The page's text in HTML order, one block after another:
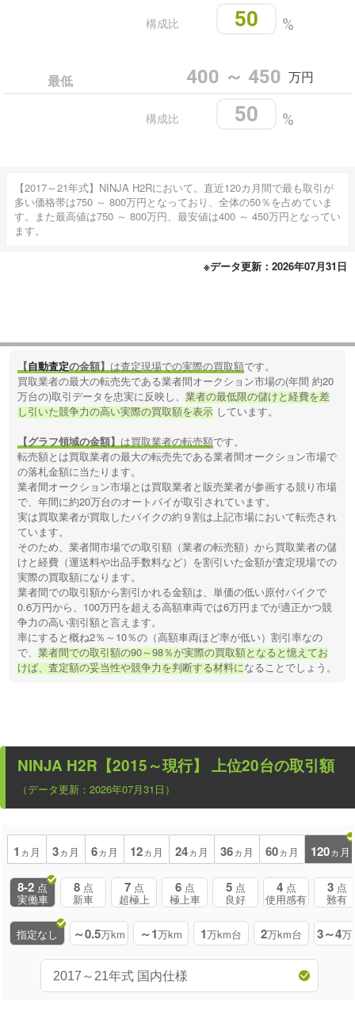
%
50
構成比
最低 400 ～ 450 万円
%
50
構成比
【2017～21年式】NINJA H2Rにおいて。直近120カ月間で最も取引が
多い価格帯は750 ～ 800万円となっており、全体の50％を占めていま
す。また最高値は750 ～ 800万円、最安値は400 ～ 450万円となってい
ます。
※データ更新：2026年07月31日
【自動査定の金額】 は査定現場での実際の買取額です。
買取業者の最大の転売先である業者間オークション市場の(年間 約20
万台の)取引データを忠実に反映し、業者の最低限の儲けと経費を差
し引いた競争力の高い実際の買取額を表示 しています。
【グラフ領域の金額】 は買取業者の転売額です。
転売額とは買取業者の最大の転売先である業者間オークション市場で
の落札金額に当たります。
業者間オークション市場とは買取業者と販売業者が参画する競り市場
で、年間に約20万台のオートバイが取引されています。
実は買取業者が買取したバイクの約９割は上記市場において転売され
ています。
そのため、業者間市場での取引額（業者の転売額）から買取業者の儲
けと経費（運送料や出品手数料など）を割引いた金額が査定現場での
実際の買取額になります。
業者間での取引額から割引かれる金額は、単価の低い原付バイクで
0.6万円から、100万円を超える高額車両では6万円までが適正かつ競
争力の高い割引額と言えます。
率にすると概ね2％～10％の（高額車両ほど率が低い）割引率なの
で、業者間での取引額の90～98％が実際の買取額となると憶えてお
けば、査定額の妥当性や競争力を判断する材料になることでしょう。
NINJA H2R【2015～現行】 上位20台の取引額
（データ更新：2026年07月31日）
1 ヵ月 3ヵ月 6ヵ月 12ヵ月 24ヵ月 36ヵ月 60ヵ月 120ヵ月
8-2 点
実働車
8 点
新車
7 点
超極上
6 点
極上車
5 点
良好
4 点
使用感有
3 点
難有
指定なし ～0.5万km ～1万km 1万km台 2万km台 3～4万